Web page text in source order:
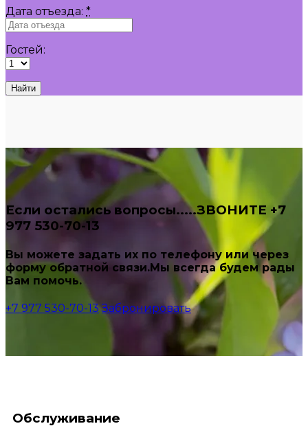
Дата отъезда: *
Гостей:
Если остались вопросы.....ЗВОНИТЕ +7
977 530-70-13
Вы можете задать их по телефону или через
форму обратной связи.Мы всегда будем рады
Вам помочь.
+7 977 530-70-13 Забронировать
Обслуживание